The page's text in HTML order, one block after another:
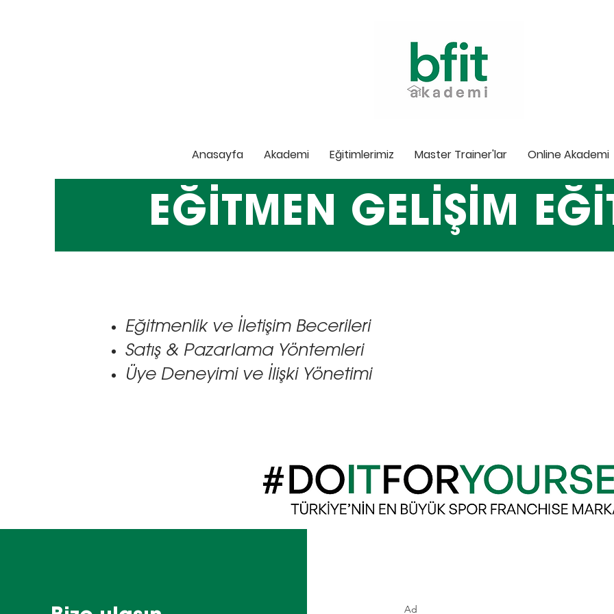
Anasayfa Akademi Eğitimlerimiz Master Trainer'lar Online Akademi
EĞİTMEN GELİŞİM
Eğitmenlik ve İletişim Becerileri
Satış & Pazarlama Yöntemleri
Üye Deneyimi ve İlişki Yönetimi
Ad